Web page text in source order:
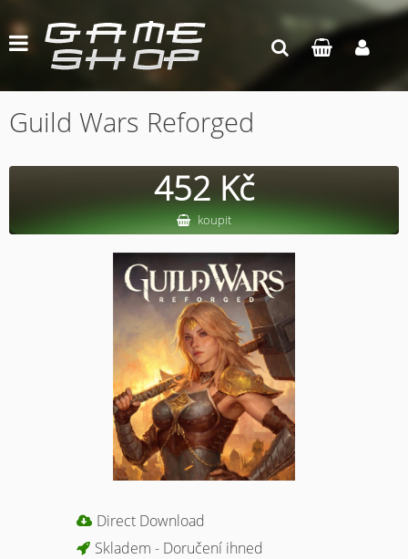
Guild Wars Reforged
452 Kč
koupit
Direct Download
Skladem - Doručení ihned